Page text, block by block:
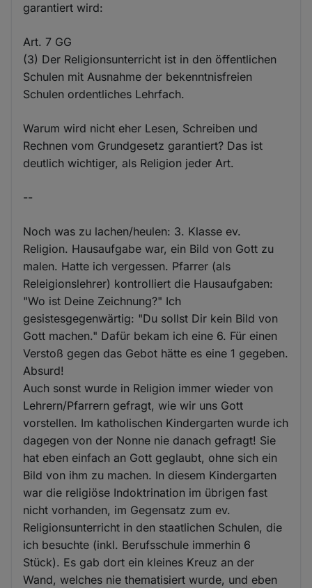
garantiert wird:
Art. 7 GG
(3) Der Religionsunterricht ist in den öffentlichen
Schulen mit Ausnahme der bekenntnisfreien
Schulen ordentliches Lehrfach.
Warum wird nicht eher Lesen, Schreiben und
Rechnen vom Grundgesetz garantiert? Das ist
deutlich wichtiger, als Religion jeder Art.
--
Noch was zu lachen/heulen: 3. Klasse ev.
Religion. Hausaufgabe war, ein Bild von Gott zu
malen. Hatte ich vergessen. Pfarrer (als
Releigionslehrer) kontrolliert die Hausaufgaben:
"Wo ist Deine Zeichnung?" Ich
gesistesgegenwärtig: "Du sollst Dir kein Bild von
Gott machen." Dafür bekam ich eine 6. Für einen
Verstoß gegen das Gebot hätte es eine 1 gegeben.
Absurd!
Auch sonst wurde in Religion immer wieder von
Lehrern/Pfarrern gefragt, wie wir uns Gott
vorstellen. Im katholischen Kindergarten wurde ich
dagegen von der Nonne nie danach gefragt! Sie
hat eben einfach an Gott geglaubt, ohne sich ein
Bild von ihm zu machen. In diesem Kindergarten
war die religiöse Indoktrination im übrigen fast
nicht vorhanden, im Gegensatz zum ev.
Religionsunterricht in den staatlichen Schulen, die
ich besuchte (inkl. Berufsschule immerhin 6
Stück). Es gab dort ein kleines Kreuz an der
Wand, welches nie thematisiert wurde, und eben